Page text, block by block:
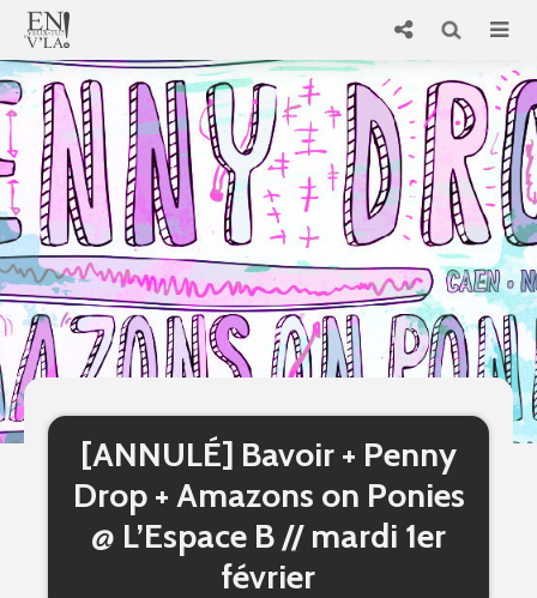
[ANNULÉ] Bavoir + Penny
Drop + Amazons on Ponies
@ L’Espace B // mardi 1er
février